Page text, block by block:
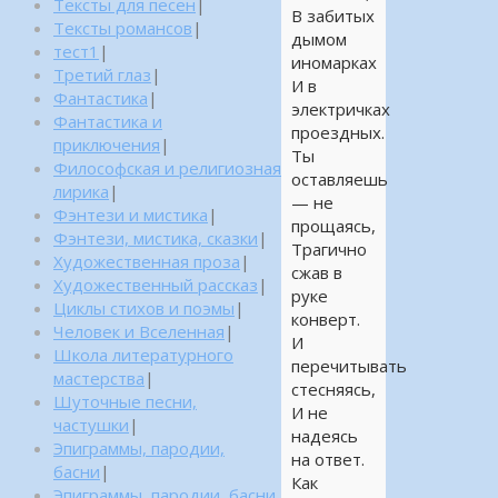
В забитых
дымом
иномарках
И в
электричках
проездных.
Ты
оставляешь
— не
прощаясь,
Трагично
сжав в
руке
конверт.
И
перечитывать
стесняясь,
И не
надеясь
на ответ.
Как
Тексты для песен |
Тексты романсов |
тест1 |
Третий глаз |
Фантастика |
Фантастика и
приключения |
Философская и религиозная
лирика |
Фэнтези и мистика |
Фэнтези, мистика, сказки |
Художественная проза |
Художественный рассказ |
Циклы стихов и поэмы |
Человек и Вселенная |
Школа литературного
мастерства |
Шуточные песни,
частушки |
Эпиграммы, пародии,
басни |